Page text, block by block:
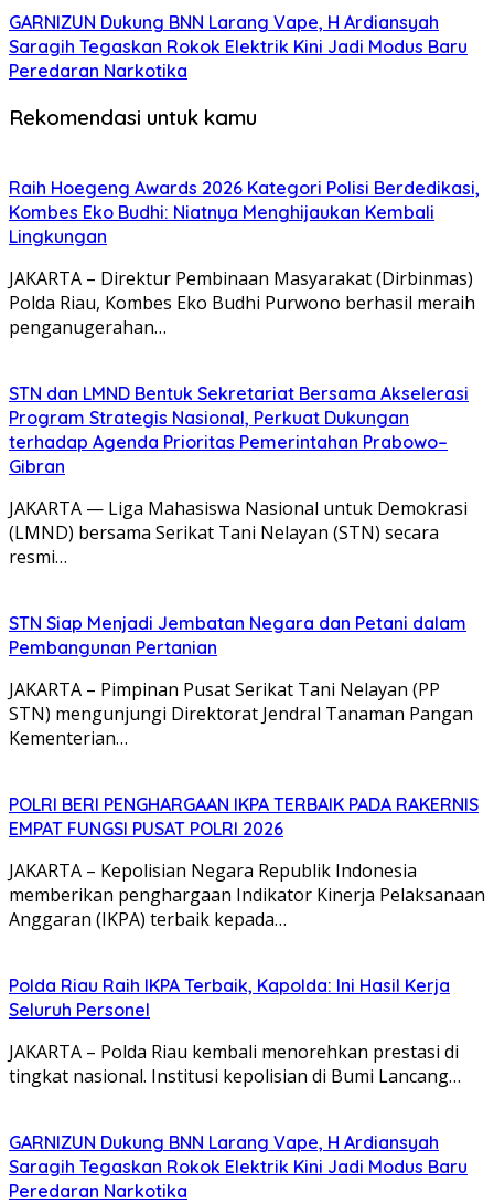
GARNIZUN Dukung BNN Larang Vape, H Ardiansyah
Saragih Tegaskan Rokok Elektrik Kini Jadi Modus Baru
Peredaran Narkotika
Rekomendasi untuk kamu
Raih Hoegeng Awards 2026 Kategori Polisi Berdedikasi,
Kombes Eko Budhi: Niatnya Menghijaukan Kembali
Lingkungan
JAKARTA – Direktur Pembinaan Masyarakat (Dirbinmas)
Polda Riau, Kombes Eko Budhi Purwono berhasil meraih
penganugerahan…
STN dan LMND Bentuk Sekretariat Bersama Akselerasi
Program Strategis Nasional, Perkuat Dukungan
terhadap Agenda Prioritas Pemerintahan Prabowo–
Gibran
JAKARTA — Liga Mahasiswa Nasional untuk Demokrasi
(LMND) bersama Serikat Tani Nelayan (STN) secara
resmi…
STN Siap Menjadi Jembatan Negara dan Petani dalam
Pembangunan Pertanian
JAKARTA – Pimpinan Pusat Serikat Tani Nelayan (PP
STN) mengunjungi Direktorat Jendral Tanaman Pangan
Kementerian…
POLRI BERI PENGHARGAAN IKPA TERBAIK PADA RAKERNIS
EMPAT FUNGSI PUSAT POLRI 2026
JAKARTA – Kepolisian Negara Republik Indonesia
memberikan penghargaan Indikator Kinerja Pelaksanaan
Anggaran (IKPA) terbaik kepada…
Polda Riau Raih IKPA Terbaik, Kapolda: Ini Hasil Kerja
Seluruh Personel
JAKARTA – Polda Riau kembali menorehkan prestasi di
tingkat nasional. Institusi kepolisian di Bumi Lancang…
GARNIZUN Dukung BNN Larang Vape, H Ardiansyah
Saragih Tegaskan Rokok Elektrik Kini Jadi Modus Baru
Peredaran Narkotika